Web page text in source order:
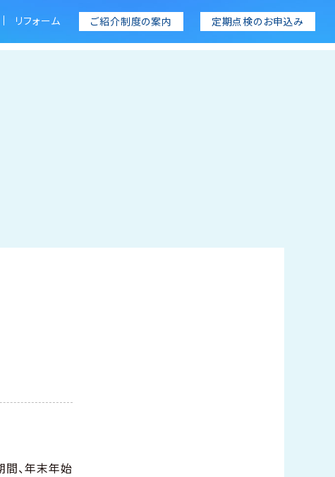
リフォーム ご紹介制度の案内 定期点検のお申込み
間、年末年始